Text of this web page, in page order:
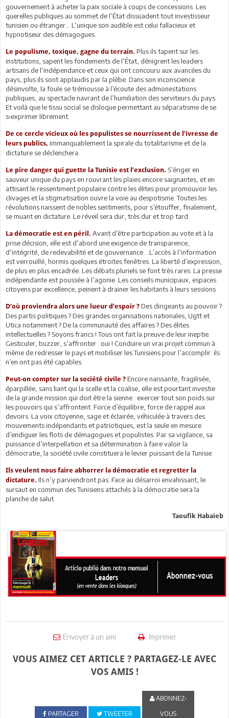
gouvernement à acheter la paix sociale à coups de concessions. Les
querelles publiques au sommet de l’État dissuadent tout investisseur
tunisien ou étranger… L’unique son audible est celui fallacieux et
hypnotiseur des démagogues.
Le populisme, toxique, gagne du terrain. Plus ils tapent sur les
institutions, sapent les fondements de l’État, dénigrent les leaders
artisans de l’indépendance et ceux qui ont concouru aux avancées du
pays, plus ils sont applaudis par la plèbe. Dans son inconscience
désinvolte, la foule se trémousse à l’écoute des admonestations
publiques, au spectacle navrant de l’humiliation des serviteurs du pays.
Et voilà que le tissu social se disloque permettant au séparatisme de se
s›exprimer librement.
De ce cercle vicieux où les populistes se nourrissent de l’ivresse de
leurs publics, immanquablement la spirale du totalitarisme et de la
dictature se déclenchera.
Le pire danger qui guette la Tunisie est l’exclusion. S’ériger en
sauveur unique du pays en rouvrant les plaies encore saignantes, et en
attisant le ressentiment populaire contre les élites pour promouvoir les
clivages et la stigmatisation ouvre la voie au despotisme. Toutes les
révolutions naissent de nobles sentiments, pour s’étouffer, finalement,
se muant en dictature. Le réveil sera dur, très dur et trop tard.
La démocratie est en péril. Avant d’être participation au vote et à la
prise décision, elle est d’abord une exigence de transparence,
d’intégrité, de redevabilité et de gouvernance… L’accès à l’information
est verrouillé, hormis quelques étroites fenêtres. La liberté d’expression,
de plus en plus encadrée. Les débats pluriels se font très rares. La presse
indépendante est poussée à l’agonie. Les conseils municipaux, espaces
citoyens par excellence, peinent à drainer les habitants à leurs sessions.
D’où proviendra alors une lueur d’espoir ? Des dirigeants au pouvoir ?
Des partis politiques ? Des grandes organisations nationales, Ugtt et
Utica notamment ? De la communauté des affaires ? Des élites
intellectuelles ? Soyons francs ! Tous ont fait la preuve de leur ineptie.
Gesticuler, buzzer, s’affronter : oui ! Conduire un vrai projet commun à
même de redresser le pays et mobiliser les Tunisiens pour l’accomplir: ils
n’en ont pas été capables.
Peut-on compter sur la société civile ? Encore naissante, fragilisée,
éparpillée, sans liant qui la scelle et la coalise, elle est pourtant investie
de la grande mission qui doit être la sienne : exercer tout son poids sur
les pouvoirs qui s’affrontent. Force d’équilibre, force de rappel aux
devoirs. La voix citoyenne, sage et éclairée, véhiculée à travers des
mouvements indépendants et patriotiques, est la seule en mesure
d’endiguer les flots de démagogues et populistes. Par sa vigilance, sa
puissance d’interpellation et sa détermination à faire valoir la
démocratie, la société civile constituera le levier puissant de la Tunisie.
Ils veulent nous faire abhorrer la démocratie et regretter la
dictature. Ils n’y parviendront pas. Face au désarroi envahissant, le
sursaut en commun des Tunisiens attachés à la démocratie sera la
planche de salut.
Taoufik Habaieb
Envoyer à un ami Imprimer
VOUS AIMEZ CET ARTICLE ? PARTAGEZ-LE AVEC
VOS AMIS !
PARTAGER TWEETER
ABONNEZ-
VOUS